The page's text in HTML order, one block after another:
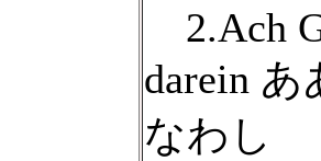
2.Ach
darein
なわし